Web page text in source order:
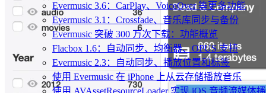
Evermusic 3.6：CarPlay、VoiceOver 等更多功能
Evermusic 3.1：Crossfade、音乐库同步与备份
Evermusic 突破 300 万次下载：功能概览
Flacbox 1.6：自动同步、均衡器、OPUS 支持
Evermusic 2.3：自动同步、播放位置和标签
使用 Evermusic 在 iPhone 上从云存储播放音乐
使用 AVAssetResourceLoader 实现 iOS 音频流媒体